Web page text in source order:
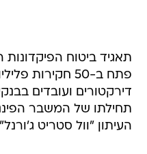
פתח ב-50
דירקטורים ועובדים
תחילתו של המשבר
העיתון "וול סטריט